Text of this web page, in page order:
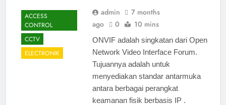
ACCESS
CONTROL
CCTV
ELECTRONIK
admin
7 months
ago
0 10 mins
ONVIF adalah singkatan dari Open
Network Video Interface Forum.
Tujuannya adalah untuk
menyediakan standar antarmuka
antara berbagai perangkat
keamanan fisik berbasis IP .